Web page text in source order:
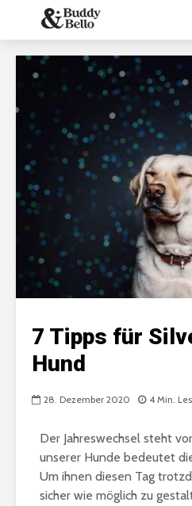
7 Tipps für
Hund
28. Dezember 2020 4 Min.
Der Jahreswechsel steht
unserer Hunde bedeutet
Um ihnen diesen Tag
sicher wie möglich zu